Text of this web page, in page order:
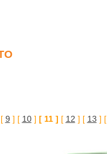
9 ] [ 10] [ 11 ] [ 12 ] [ 13 ] [